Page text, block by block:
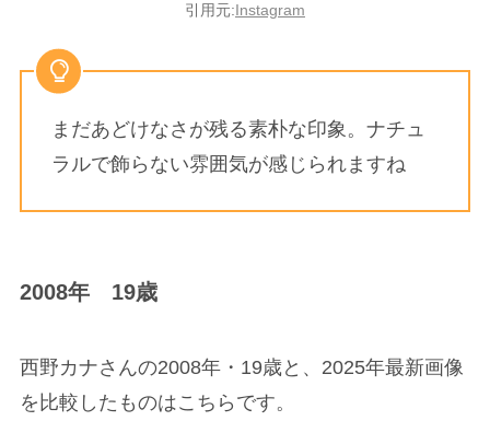
引用元:Instagram
まだあどけなさが残る素朴な印象。ナチュ
ラルで飾らない雰囲気が感じられますね
2008年 19歳
西野カナさんの2008年・19歳と、2025年最新画像
を比較したものはこちらです。